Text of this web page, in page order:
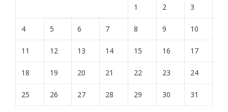
1 2 3
4 5 6 7 8 9 10
11 12 13 14 15 16 17
18 19 20 21 22 23 24
25 26 27 28 29 30 31